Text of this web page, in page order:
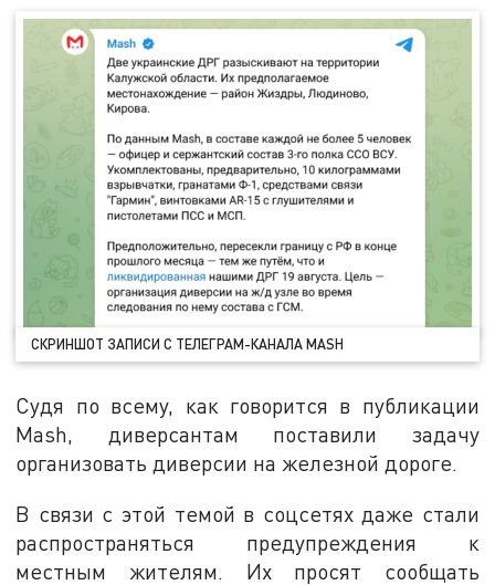
СКРИНШОТ ЗАПИСИ С ТЕЛЕГРАМ-КАНАЛА MASH
Судя по всему, как говорится в публикации
Mash, диверсантам поставили задачу
организовать диверсии на железной дороге.
В связи с этой темой в соцсетях даже стали
распространяться предупреждения к
местным жителям. Их просят сообщать